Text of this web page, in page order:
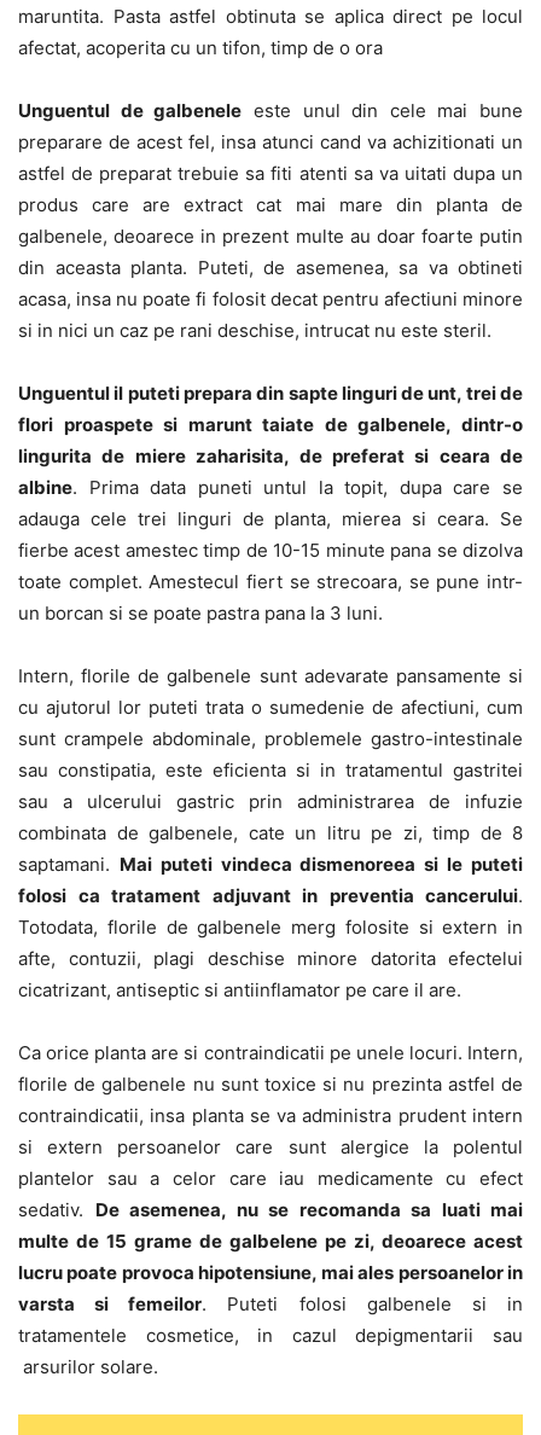
maruntita. Pasta astfel obtinuta se aplica direct pe locul
afectat, acoperita cu un tifon, timp de o ora
Unguentul de galbenele este unul din cele mai bune
preparare de acest fel, insa atunci cand va achizitionati un
astfel de preparat trebuie sa fiti atenti sa va uitati dupa un
produs care are extract cat mai mare din planta de
galbenele, deoarece in prezent multe au doar foarte putin
din aceasta planta. Puteti, de asemenea, sa va obtineti
acasa, insa nu poate fi folosit decat pentru afectiuni minore
si in nici un caz pe rani deschise, intrucat nu este steril.
Unguentul il puteti prepara din sapte linguri de unt, trei de
flori proaspete si marunt taiate de galbenele, dintr-o
lingurita de miere zaharisita, de preferat si ceara de
albine. Prima data puneti untul la topit, dupa care se
adauga cele trei linguri de planta, mierea si ceara. Se
fierbe acest amestec timp de 10-15 minute pana se dizolva
toate complet. Amestecul fiert se strecoara, se pune intr-
un borcan si se poate pastra pana la 3 luni.
Intern, florile de galbenele sunt adevarate pansamente si
cu ajutorul lor puteti trata o sumedenie de afectiuni, cum
sunt crampele abdominale, problemele gastro-intestinale
sau constipatia, este eficienta si in tratamentul gastritei
sau a ulcerului gastric prin administrarea de infuzie
combinata de galbenele, cate un litru pe zi, timp de 8
saptamani. Mai puteti vindeca dismenoreea si le puteti
folosi ca tratament adjuvant in preventia cancerului.
Totodata, florile de galbenele merg folosite si extern in
afte, contuzii, plagi deschise minore datorita efectelui
cicatrizant, antiseptic si antiinflamator pe care il are.
Ca orice planta are si contraindicatii pe unele locuri. Intern,
florile de galbenele nu sunt toxice si nu prezinta astfel de
contraindicatii, insa planta se va administra prudent intern
si extern persoanelor care sunt alergice la polentul
plantelor sau a celor care iau medicamente cu efect
sedativ. De asemenea, nu se recomanda sa luati mai
multe de 15 grame de galbelene pe zi, deoarece acest
lucru poate provoca hipotensiune, mai ales persoanelor in
varsta si femeilor. Puteti folosi galbenele si in
tratamentele cosmetice, in cazul depigmentarii sau
arsurilor solare.